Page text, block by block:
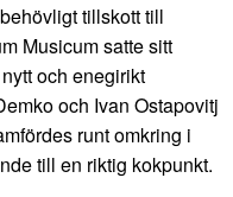
tillskott till
Musicum satte sitt
och enegirikt
och Ivan Ostapovitj
runt omkring i
till en riktig kokpunkt.